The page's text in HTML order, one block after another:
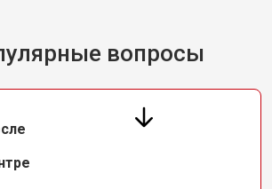
вопросы